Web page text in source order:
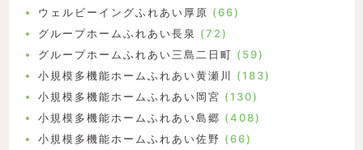
ウェルビーイングふれあい厚原 (66)
グループホームふれあい長泉 (72)
グループホームふれあい三島二日町 (59)
小規模多機能ホームふれあい黄瀬川
(183)
小規模多機能ホームふれあい岡宮 (130)
小規模多機能ホームふれあい島郷 (408)
小規模多機能ホームふれあい佐野 (66)